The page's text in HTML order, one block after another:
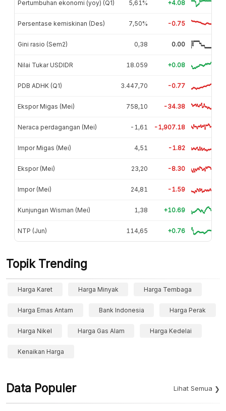
Pertumbuhan ekonomi (yoy) (Q1) 5,61% +4.08
Persentase kemiskinan (Des) 7,50% -0.75
Gini rasio (Sem2) 0,38 0.00
Nilai Tukar USDIDR 18.059 +0.08
PDB ADHK (Q1) 3.447,70 -0.77
Ekspor Migas (Mei) 758,10 -34.38
Neraca perdagangan (Mei) -1,61 -1,907.18
Impor Migas (Mei) 4,51 -1.82
Ekspor (Mei) 23,20 -8.30
Impor (Mei) 24,81 -1.59
Kunjungan Wisman (Mei) 1,38 +10.69
NTP (Jun) 114,65 +0.76
Topik Trending
Harga Karet Harga Minyak Harga Tembaga
Harga Emas Antam Bank Indonesia Harga Perak
Harga Nikel Harga Gas Alam Harga Kedelai
Kenaikan Harga
Data Populer Lihat Semua